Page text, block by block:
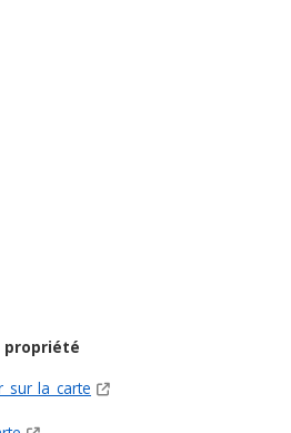
propriété
sur la carte